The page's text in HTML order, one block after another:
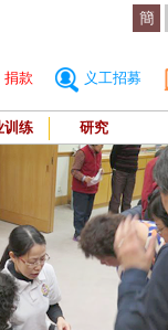
簡
捐款 义工招募
训练 研究